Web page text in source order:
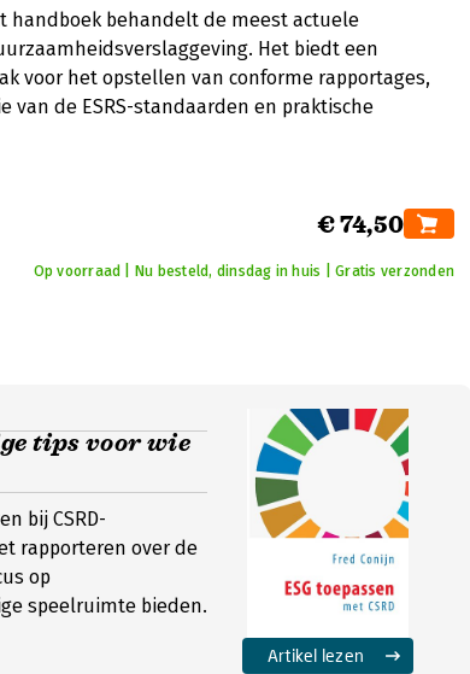
handboek behandelt de meest actuele
Het biedt een
voor het opstellen van conforme rapportages,
van de ESRS-standaarden en praktische
€ 74,50
Op voorraad | Nu besteld, dinsdag in huis | Gratis verzonden
tips voor wie
bij CSRD-
rapporteren over de
op
speelruimte bieden.
Artikel lezen